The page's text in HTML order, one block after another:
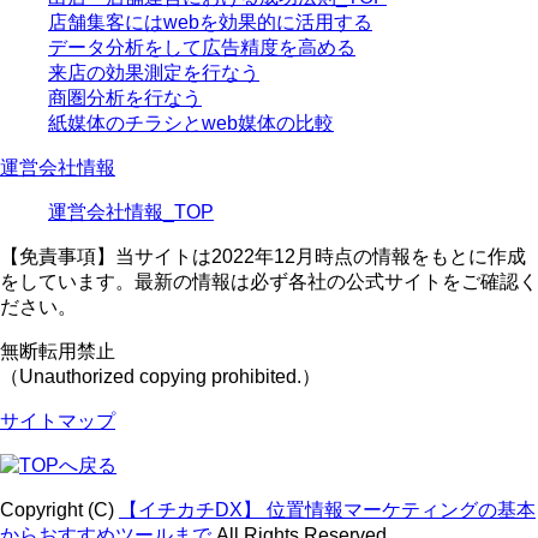
店舗集客にはwebを効果的に活用する
データ分析をして広告精度を高める
来店の効果測定を行なう
商圏分析を行なう
紙媒体のチラシとweb媒体の比較
運営会社情報
運営会社情報_TOP
【免責事項】 当サイトは2022年12月時点の情報をもとに作成
をしています。最新の情報は必ず各社の公式サイトをご確認く
ださい。
無断転用禁止
（Unauthorized copying prohibited.）
サイトマップ
Copyright (C)
【イチカチDX】 位置情報マーケティングの基本